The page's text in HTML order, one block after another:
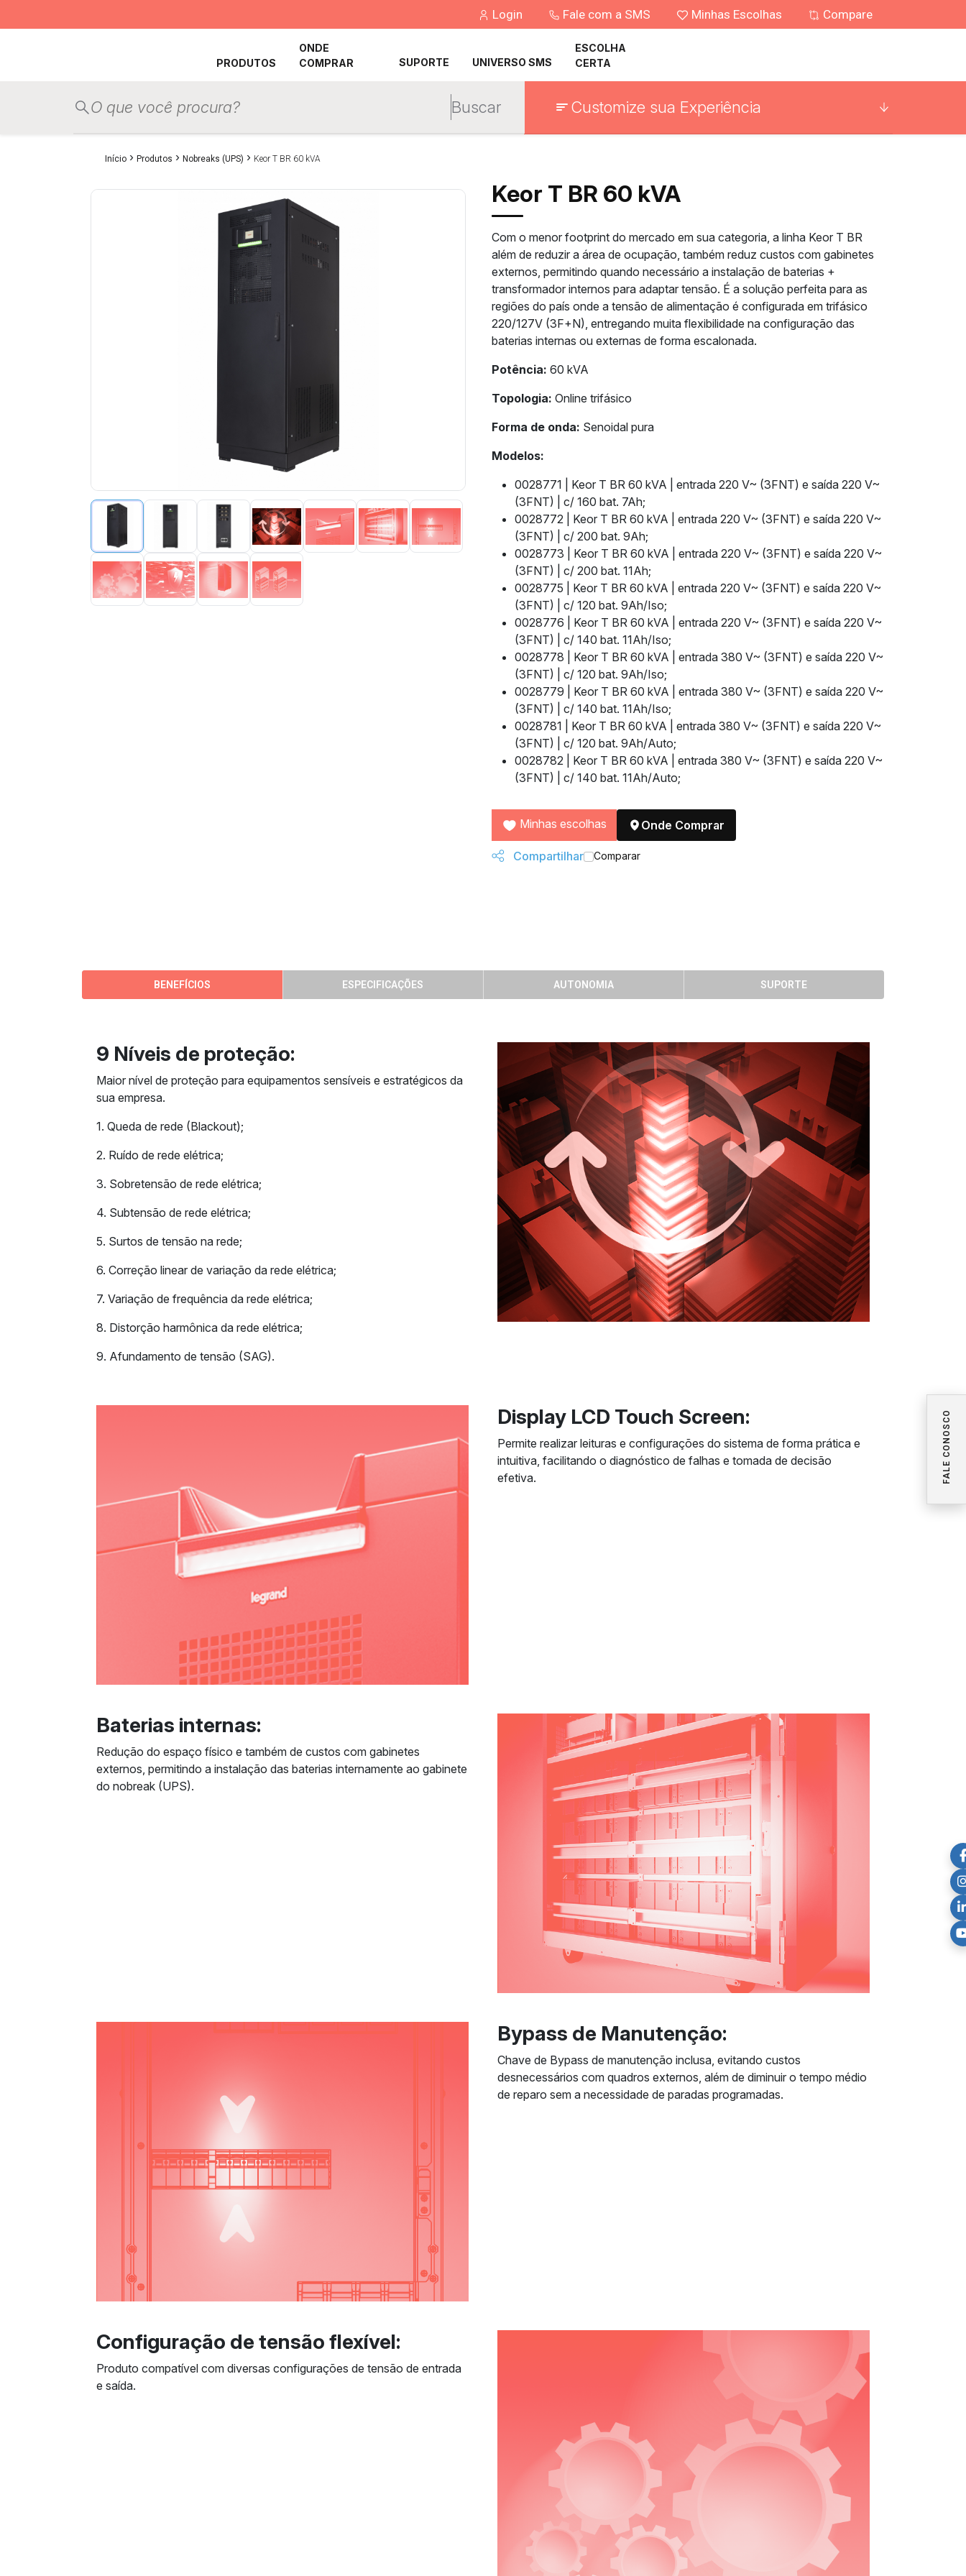
Login Fale com a SMS Minhas Escolhas Compare
PRODUTOS
ONDE
COMPRAR
SUPORTE UNIVERSO SMS
ESCOLHA
CERTA
Buscar Customize sua Experiência
Início › Produtos › Nobreaks (UPS) › Keor T BR 60 kVA
Keor T BR 60 kVA
Com o menor footprint do mercado em sua categoria, a linha Keor T BR
além de reduzir a área de ocupação, também reduz custos com gabinetes
externos, permitindo quando necessário a instalação de baterias +
transformador internos para adaptar tensão. É a solução perfeita para as
regiões do país onde a tensão de alimentação é configurada em trifásico
220/127V (3F+N), entregando muita flexibilidade na configuração das
baterias internas ou externas de forma escalonada.
Potência: 60 kVA
Topologia: Online trifásico
Forma de onda: Senoidal pura
Modelos:
0028771 | Keor T BR 60 kVA | entrada 220 V~ (3FNT) e saída 220 V~
(3FNT) | c/ 160 bat. 7Ah;
0028772 | Keor T BR 60 kVA | entrada 220 V~ (3FNT) e saída 220 V~
(3FNT) | c/ 200 bat. 9Ah;
0028773 | Keor T BR 60 kVA | entrada 220 V~ (3FNT) e saída 220 V~
(3FNT) | c/ 200 bat. 11Ah;
0028775 | Keor T BR 60 kVA | entrada 220 V~ (3FNT) e saída 220 V~
(3FNT) | c/ 120 bat. 9Ah/Iso;
0028776 | Keor T BR 60 kVA | entrada 220 V~ (3FNT) e saída 220 V~
(3FNT) | c/ 140 bat. 11Ah/Iso;
0028778 | Keor T BR 60 kVA | entrada 380 V~ (3FNT) e saída 220 V~
(3FNT) | c/ 120 bat. 9Ah/Iso;
0028779 | Keor T BR 60 kVA | entrada 380 V~ (3FNT) e saída 220 V~
(3FNT) | c/ 140 bat. 11Ah/Iso;
0028781 | Keor T BR 60 kVA | entrada 380 V~ (3FNT) e saída 220 V~
(3FNT) | c/ 120 bat. 9Ah/Auto;
0028782 | Keor T BR 60 kVA | entrada 380 V~ (3FNT) e saída 220 V~
(3FNT) | c/ 140 bat. 11Ah/Auto;
Minhas escolhas Onde Comprar
Compartilhar Comparar
BENEFÍCIOS ESPECIFICAÇÕES AUTONOMIA SUPORTE
9 Níveis de proteção:
Maior nível de proteção para equipamentos sensíveis e estratégicos da
sua empresa.
1. Queda de rede (Blackout);
2. Ruído de rede elétrica;
3. Sobretensão de rede elétrica;
4. Subtensão de rede elétrica;
5. Surtos de tensão na rede;
6. Correção linear de variação da rede elétrica;
7. Variação de frequência da rede elétrica;
8. Distorção harmônica da rede elétrica;
9. Afundamento de tensão (SAG).
Display LCD Touch Screen:
Permite realizar leituras e configurações do sistema de forma prática e
intuitiva, facilitando o diagnóstico de falhas e tomada de decisão
efetiva.
Baterias internas:
Redução do espaço físico e também de custos com gabinetes
externos, permitindo a instalação das baterias internamente ao gabinete
do nobreak (UPS).
Bypass de Manutenção:
Chave de Bypass de manutenção inclusa, evitando custos
desnecessários com quadros externos, além de diminuir o tempo médio
de reparo sem a necessidade de paradas programadas.
Configuração de tensão flexível:
Produto compatível com diversas configurações de tensão de entrada
e saída.
FALE CONOSCO